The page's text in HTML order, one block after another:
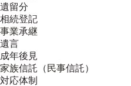
遺留分
相続登記
事業承継
遺言
成年後見
家族信託（民事信託）
対応体制